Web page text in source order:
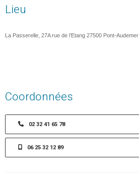
Lieu
La Passerelle, 27A rue de l’Etang 27500 Pont-Audemer
Coordonnées
02 32 41 65 78
06 25 32 12 89